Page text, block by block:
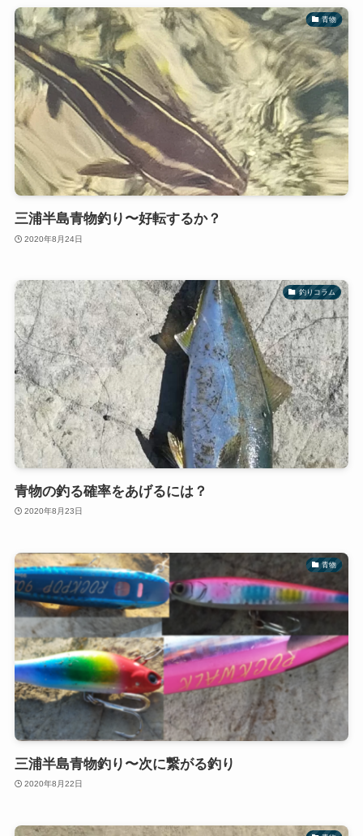
青物
三浦半島青物釣り〜好転するか？
2020年8月24日
釣りコラム
青物の釣る確率をあげるには？
2020年8月23日
青物
三浦半島青物釣り〜次に繋がる釣り
2020年8月22日